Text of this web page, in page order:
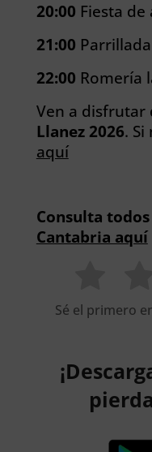
20:00 Fiesta
21:00 Parrillada
22:00 Romería
Ven a disfrutar
Llanez 2026. Si
aquí
Consulta
Cantabria aquí
Sé el primero